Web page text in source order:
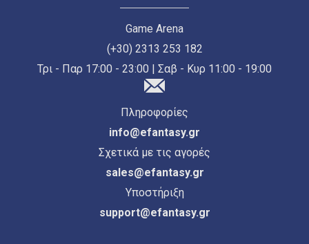
Game Arena
(+30) 2313 253 182
Τρι - Παρ 17:00 - 23:00 | Σαβ - Κυρ 11:00 - 19:00
Πληροφορίες
info@efantasy.gr
Σχετικά με τις αγορές
sales@efantasy.gr
Υποστήριξη
support@efantasy.gr